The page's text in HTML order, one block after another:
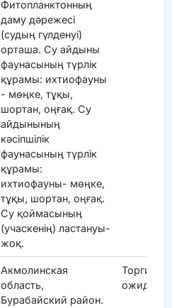
Фитопланктонның
даму дәрежесі
(судың гүлденуі)
орташа. Су айдыны
фаунасының түрлік
құрамы: ихтиофауны
- мөңке, тұқы,
шортан, оңғақ. Су
айдынының
кәсіпшілік
фаунасының түрлік
құрамы:
ихтиофауны- мөңке,
тұқы, шортан, оңғақ.
Су қоймасының
(учаскенің) ластануы-
жоқ.
Акмолинская
область,
Бурабайский район.
Торги